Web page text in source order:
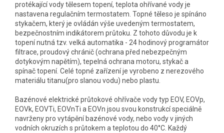
protékající vody tělesem topení, teplota ohřívané vody je
nastavena regulačním termostatem. Topné těleso je spínáno
stykačem, který je ovládán výše uvedeným termostatem,
bezpečnostním indikátorem průtoku. Z tohoto důvodu je k
topení nutná tzv. velká automatika - 24 hodinový programátor
filtrace, proudový chránič (ochrana před nebezpečným
dotykovým napětím), tepelná ochrana motoru, stykač a
spínač topení. Celé topné zařízení je vyrobeno z nerezového
materiálu titanu(pro slanou vodu) nebo plastu.
Bazénové elektrické průtokové ohřívače vody typ EOV, EOVp,
EOVk, EOVTi, EOVnTi a EOVn jsou svou konstrukcí speciálně
navrženy pro vytápění bazénové vody, nebo vody v jiných
vodních okruzích s průtokem a teplotou do 40°C. Každý